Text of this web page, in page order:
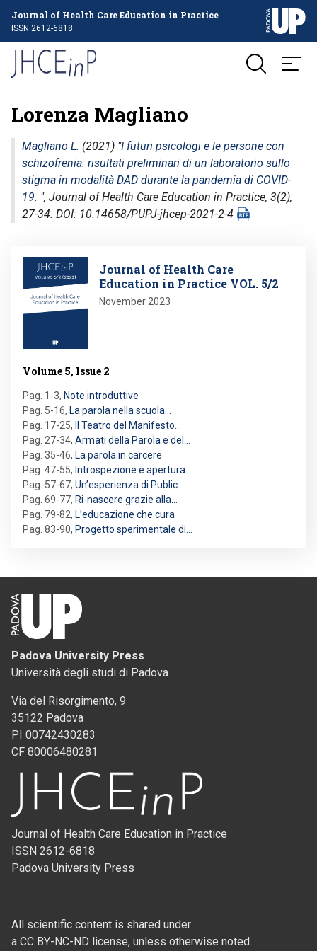
Journal of Health Care Education in Practice
ISSN 2612-6818
Lorenza Magliano
Magliano L. (2021) "I futuri psicologi e le persone con
schizofrenia: risultati preliminari di un laboratorio sullo
stigma in modalità DAD durante la pandemia di COVID-
19. ", Journal of Health Care Education in Practice, 3(2),
27-34. DOI: 10.14658/PUPJ-jhcep-2021-2-4
Image
Journal of Health Care
Education in Practice VOL. 5/2
November 2023
Volume 5, Issue 2
Pag. 1-3, Note introduttive
Pag. 5-16, La parola nella scuola…
Pag. 17-25,
Il Teatro del Manifesto…
Pag. 27-34, Armati della Parola e del…
Pag. 35-46, La parola in carcere
Pag. 47-55, Introspezione e apertura…
Pag. 57-67, Un’esperienza di Public…
Pag. 69-77, Ri-nascere grazie alla…
Pag. 79-82, L’educazione che cura
Pag. 83-90, Progetto sperimentale di…
Padova University Press
Università degli studi di Padova
Via del Risorgimento, 9
35122 Padova
PI 00742430283
CF 80006480281
Journal of Health Care Education in Practice
ISSN 2612-6818
Padova University Press
All scientific content is shared under
a CC BY-NC-ND license, unless otherwise noted.